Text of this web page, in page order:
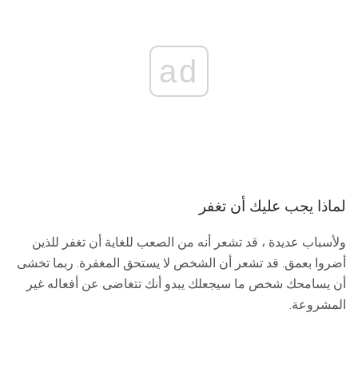
ad
لماذا يجب عليك أن تغفر
ولأسباب عديدة ، قد تشعر أنه من الصعب للغاية أن تغفر للذين
أضروا بعمق. قد تشعر أن الشخص لا يستحق المغفرة. ربما تخشى
أن يسامحك شخص ما سيجعلك يبدو أنك تتغاضى عن أفعاله غير
المشروعة.